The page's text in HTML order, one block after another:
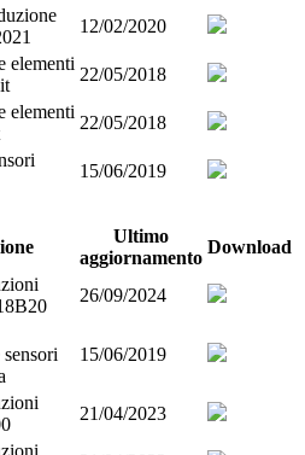
12/02/2020
elementi
22/05/2018
elementi
22/05/2018
15/06/2019
Ultimo
aggiornamento
Download
26/09/2024
15/06/2019
21/04/2023